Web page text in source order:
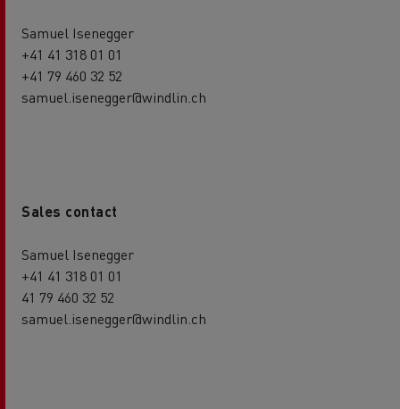
Samuel Isenegger
+41 41 318 01 01
+41 79 460 32 52
samuel.isenegger@windlin.ch
Sales contact
Samuel Isenegger
+41 41 318 01 01
41 79 460 32 52
samuel.isenegger@windlin.ch